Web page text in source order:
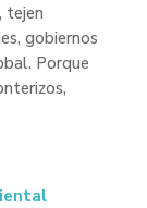
tejen
gobiernos
Porque